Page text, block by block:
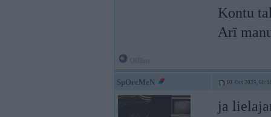
Kontu
Arī
SpOrcMeN 10. Oct 2025,
ja